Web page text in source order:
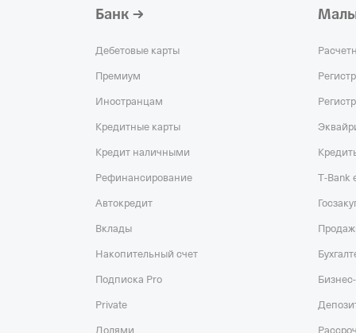
Банк
Дебетовые карты
Премиум
Иностранцам
Кредитные карты
Кредит наличными
Рефинансирование
Автокредит
Вклады
Накопительный счет
Подписка Pro
Private
Долями
T‑Bank